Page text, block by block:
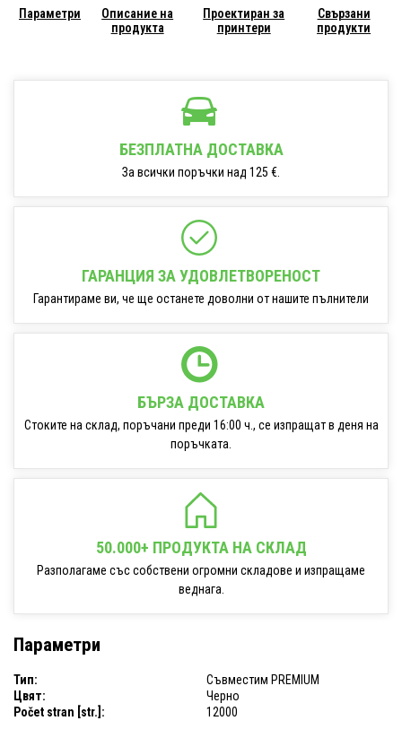
Параметри
Описание на
продукта
Проектиран за
принтери
Свързани
продукти
БЕЗПЛАТНА ДОСТАВКА
За всички поръчки над 125 €.
ГАРАНЦИЯ ЗА УДОВЛЕТВОРЕНОСТ
Гарантираме ви, че ще останете доволни от нашите пълнители
БЪРЗА ДОСТАВКА
Стоките на склад, поръчани преди 16:00 ч., се изпращат в деня на
поръчката.
50.000+ ПРОДУКТА НА СКЛАД
Разполагаме със собствени огромни складове и изпращаме
веднага.
Параметри
Тип:
Съвместим PREMIUM
Цвят:
Черно
Počet stran [str.]:
12000